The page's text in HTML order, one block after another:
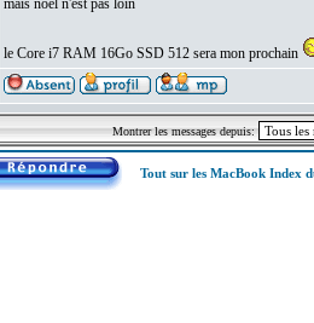
mais noel n'est pas loin
le Core i7 RAM 16Go SSD 512 sera mon prochain
Montrer les messages depuis:
Tout sur les MacBook Index